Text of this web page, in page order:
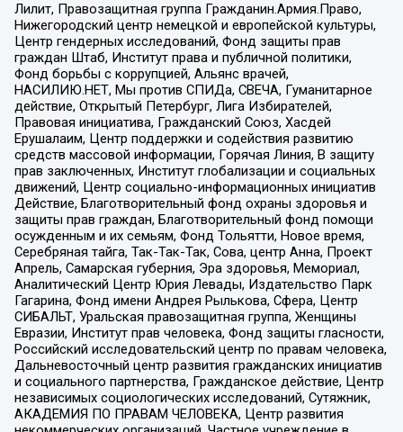
Лилит, Правозащитная группа Гражданин.Армия.Право,
Нижегородский центр немецкой и европейской культуры,
Центр гендерных исследований, Фонд защиты прав
граждан Штаб, Институт права и публичной политики,
Фонд борьбы с коррупцией, Альянс врачей,
НАСИЛИЮ.НЕТ, Мы против СПИДа, СВЕЧА, Гуманитарное
действие, Открытый Петербург, Лига Избирателей,
Правовая инициатива, Гражданский Союз, Хасдей
Ерушалаим, Центр поддержки и содействия развитию
средств массовой информации, Горячая Линия, В защиту
прав заключенных, Институт глобализации и социальных
движений, Центр социально-информационных инициатив
Действие, Благотворительный фонд охраны здоровья и
защиты прав граждан, Благотворительный фонд помощи
осужденным и их семьям, Фонд Тольятти, Новое время,
Серебряная тайга, Так-Так-Так, Сова, центр Анна, Проект
Апрель, Самарская губерния, Эра здоровья, Мемориал,
Аналитический Центр Юрия Левады, Издательство Парк
Гагарина, Фонд имени Андрея Рылькова, Сфера, Центр
СИБАЛЬТ, Уральская правозащитная группа, Женщины
Евразии, Институт прав человека, Фонд защиты гласности,
Российский исследовательский центр по правам человека,
Дальневосточный центр развития гражданских инициатив
и социального партнерства, Гражданское действие, Центр
независимых социологических исследований, Сутяжник,
АКАДЕМИЯ ПО ПРАВАМ ЧЕЛОВЕКА, Центр развития